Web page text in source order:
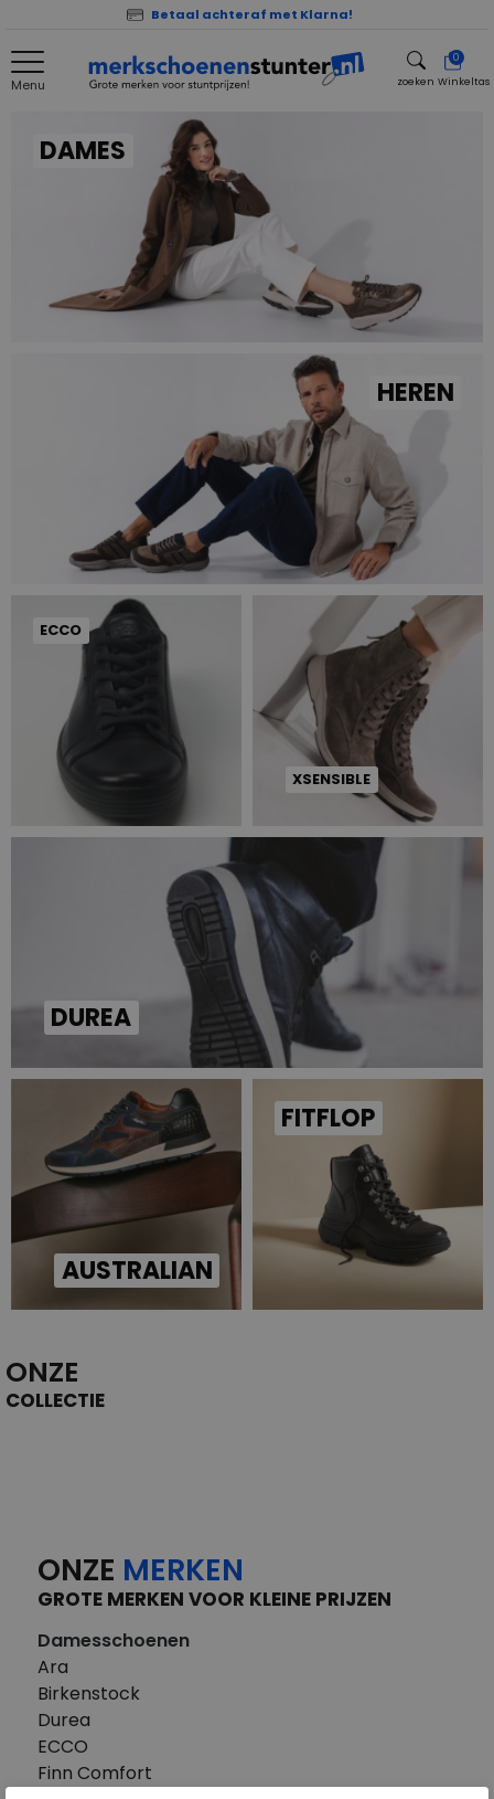
Betaal achteraf met Klarna!
Menu zoeken
0
Winkeltas
DAMES
HEREN
ECCO
XSENSIBLE
DUREA
AUSTRALIAN
FITFLOP
ONZE
COLLECTIE
ONZE MERKEN
GROTE MERKEN VOOR KLEINE PRIJZEN
Damesschoenen
Ara
Birkenstock
Durea
ECCO
Finn Comfort